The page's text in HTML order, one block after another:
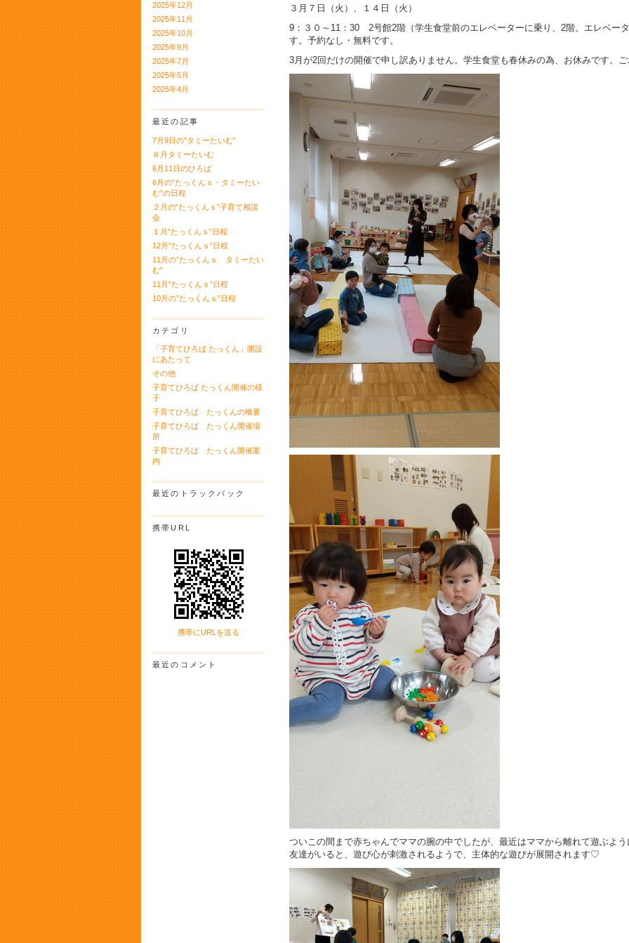
2025年12月
2025年11月
2025年10月
2025年9月
2025年7月
2025年5月
2025年4月
最近の記事
7月9日の”タミーたいむ”
６月タミーたいむ
6月11日のひろば
6月の”たっくんｓ・タミーたい
む”の日程
２月の”たっくんｓ”子育て相談
会
１月”たっくんｓ”日程
12月”たっくんｓ”日程
11月の”たっくんｓ タミーたい
む”
11月”たっくんｓ”日程
10月の”たっくんｓ”日程
カテゴリ
「子育てひろば たっくん」開設
にあたって
その他
子育てひろば たっくん開催の様
子
子育てひろば たっくんの概要
子育てひろば たっくん開催場
所
子育てひろば たっくん開催案
内
最近のトラックバック
携帯URL
携帯にURLを送る
最近のコメント
３月７日（火）、１４日（火）
9：３０～11：30 2号館2階（学生食堂前のエレベーターに乗り、2階。エレベー
す。予約なし・無料です。
3月が2回だけの開催で申し訳ありません。学生食堂も春休みの為、お休みです。
ついこの間まで赤ちゃんでママの腕の中でしたが、最近はママから離れて遊ぶよ
友達がいると、遊び心が刺激されるようで、主体的な遊びが展開されます♡